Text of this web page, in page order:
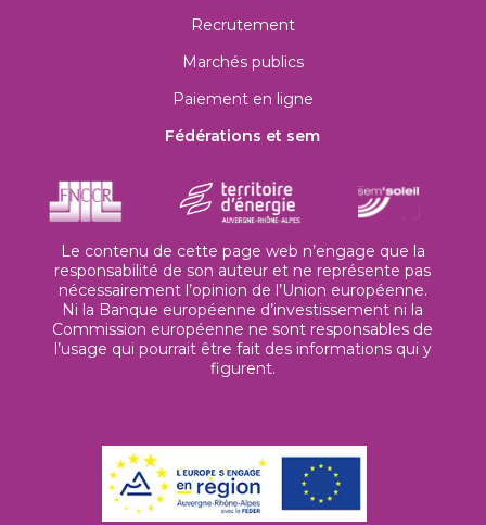
Recrutement
Marchés publics
Paiement en ligne
Fédérations et sem
Le contenu de cette page web n’engage que la
responsabilité de son auteur et ne représente pas
nécessairement l’opinion de l’Union européenne.
Ni la Banque européenne d’investissement ni la
Commission européenne ne sont responsables de
l’usage qui pourrait être fait des informations qui y
figurent.